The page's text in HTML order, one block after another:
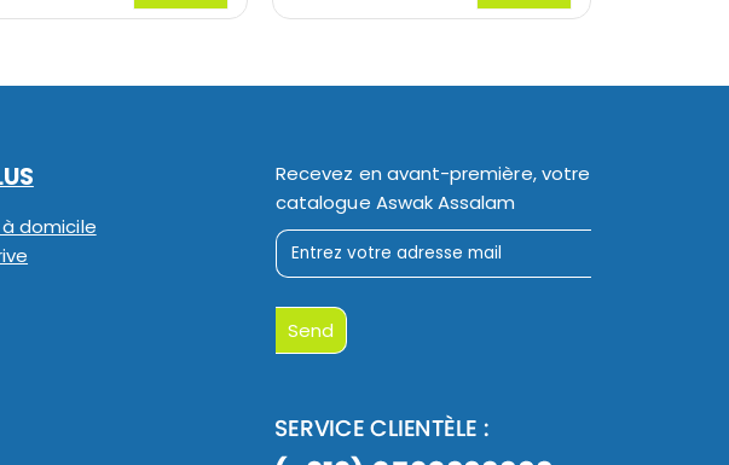
à domicile
Recevez en avant-première, votre
catalogue Aswak Assalam